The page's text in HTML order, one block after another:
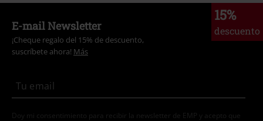
15%
E-mail Newsletter
¡Cheque regalo del 15% de descuento,
suscríbete ahora!Más